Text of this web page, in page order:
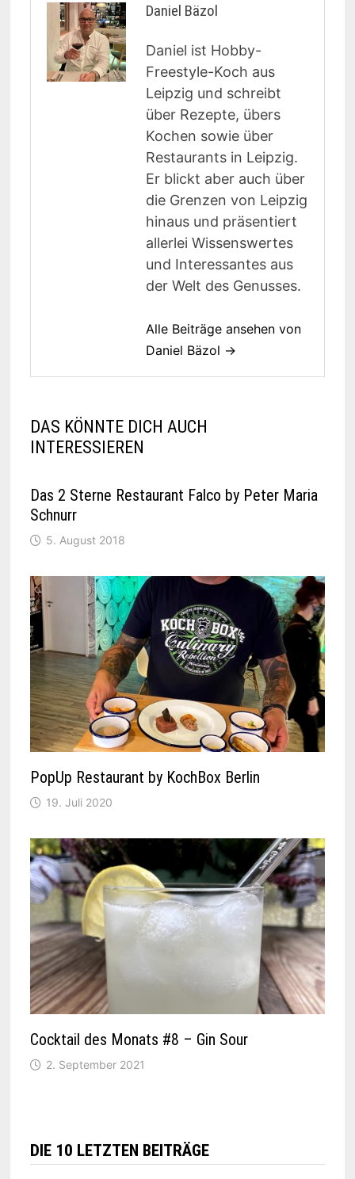
Daniel Bäzol
Daniel ist Hobby-
Freestyle-Koch aus
Leipzig und schreibt
über Rezepte, übers
Kochen sowie über
Restaurants in Leipzig.
Er blickt aber auch über
die Grenzen von Leipzig
hinaus und präsentiert
allerlei Wissenswertes
und Interessantes aus
der Welt des Genusses.
Alle Beiträge ansehen von
Daniel Bäzol →
DAS KÖNNTE DICH AUCH
INTERESSIEREN
Das 2 Sterne Restaurant Falco by Peter Maria
Schnurr
5. August 2018
PopUp Restaurant by KochBox Berlin
19. Juli 2020
Cocktail des Monats #8 – Gin Sour
2. September 2021
DIE 10 LETZTEN BEITRÄGE